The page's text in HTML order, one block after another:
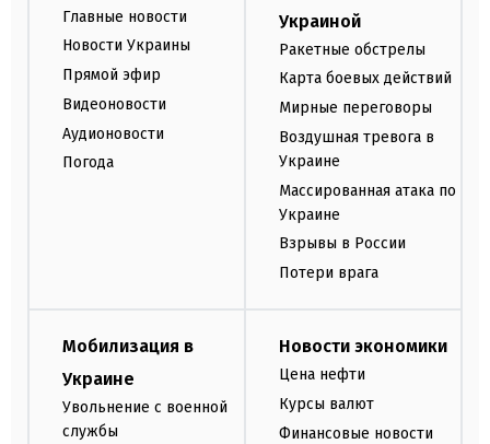
Главные новости
Новости Украины
Прямой эфир
Видеоновости
Аудионовости
Погода
Украиной
Ракетные обстрелы
Карта боевых действий
Мирные переговоры
Воздушная тревога в
Украине
Массированная атака по
Украине
Взрывы в России
Потери врага
Мобилизация в
Украине
Увольнение с военной
службы
Новости экономики
Цена нефти
Курсы валют
Финансовые новости